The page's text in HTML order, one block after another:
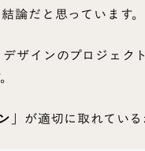
論だと思っています。
ザインのプロジェ
」が適切に取れてい